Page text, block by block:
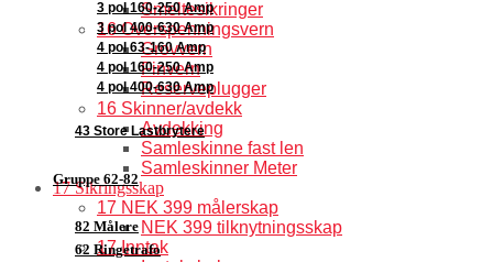
3 pol 160-250 Amp
3 pol 400-630 Amp
4 pol 63-160 Amp
4 pol 160-250 Amp
4 pol 400-630 Amp
43 Store Lastbrytere
Gruppe 62-82
82 Målere
62 Ringetrafo
Smeltesikringer
16 Overspenningsvern
Grovvern
Finvern
Reserveplugger
16 Skinner/avdekk
Avdekking
Samleskinne fast len
Samleskinner Meter
17 Sikringsskap
17 NEK 399 målerskap
NEK 399 tilknytningsskap
17 Inntak